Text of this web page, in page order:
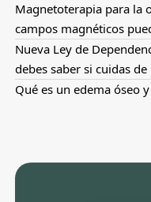
Magnetoterapia para la
campos magnéticos
Nueva Ley de
debes saber si cuidas
Qué es un edema óseo